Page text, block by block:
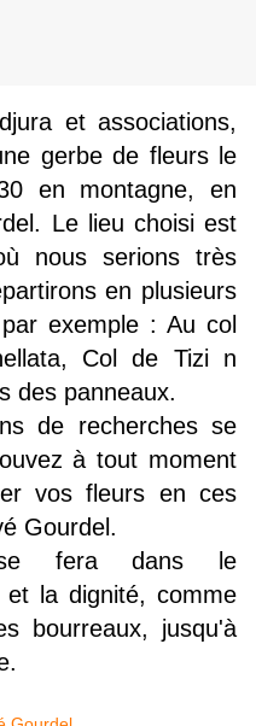
et associations,
gerbe de fleurs le
en montagne, en
Le lieu choisi est
nous serions très
en plusieurs
exemple : Au col
Col de Tizi n
des panneaux.
de recherches se
à tout moment
vos fleurs en ces
Gourdel.
se fera dans le
et la dignité, comme
bourreaux, jusqu'à